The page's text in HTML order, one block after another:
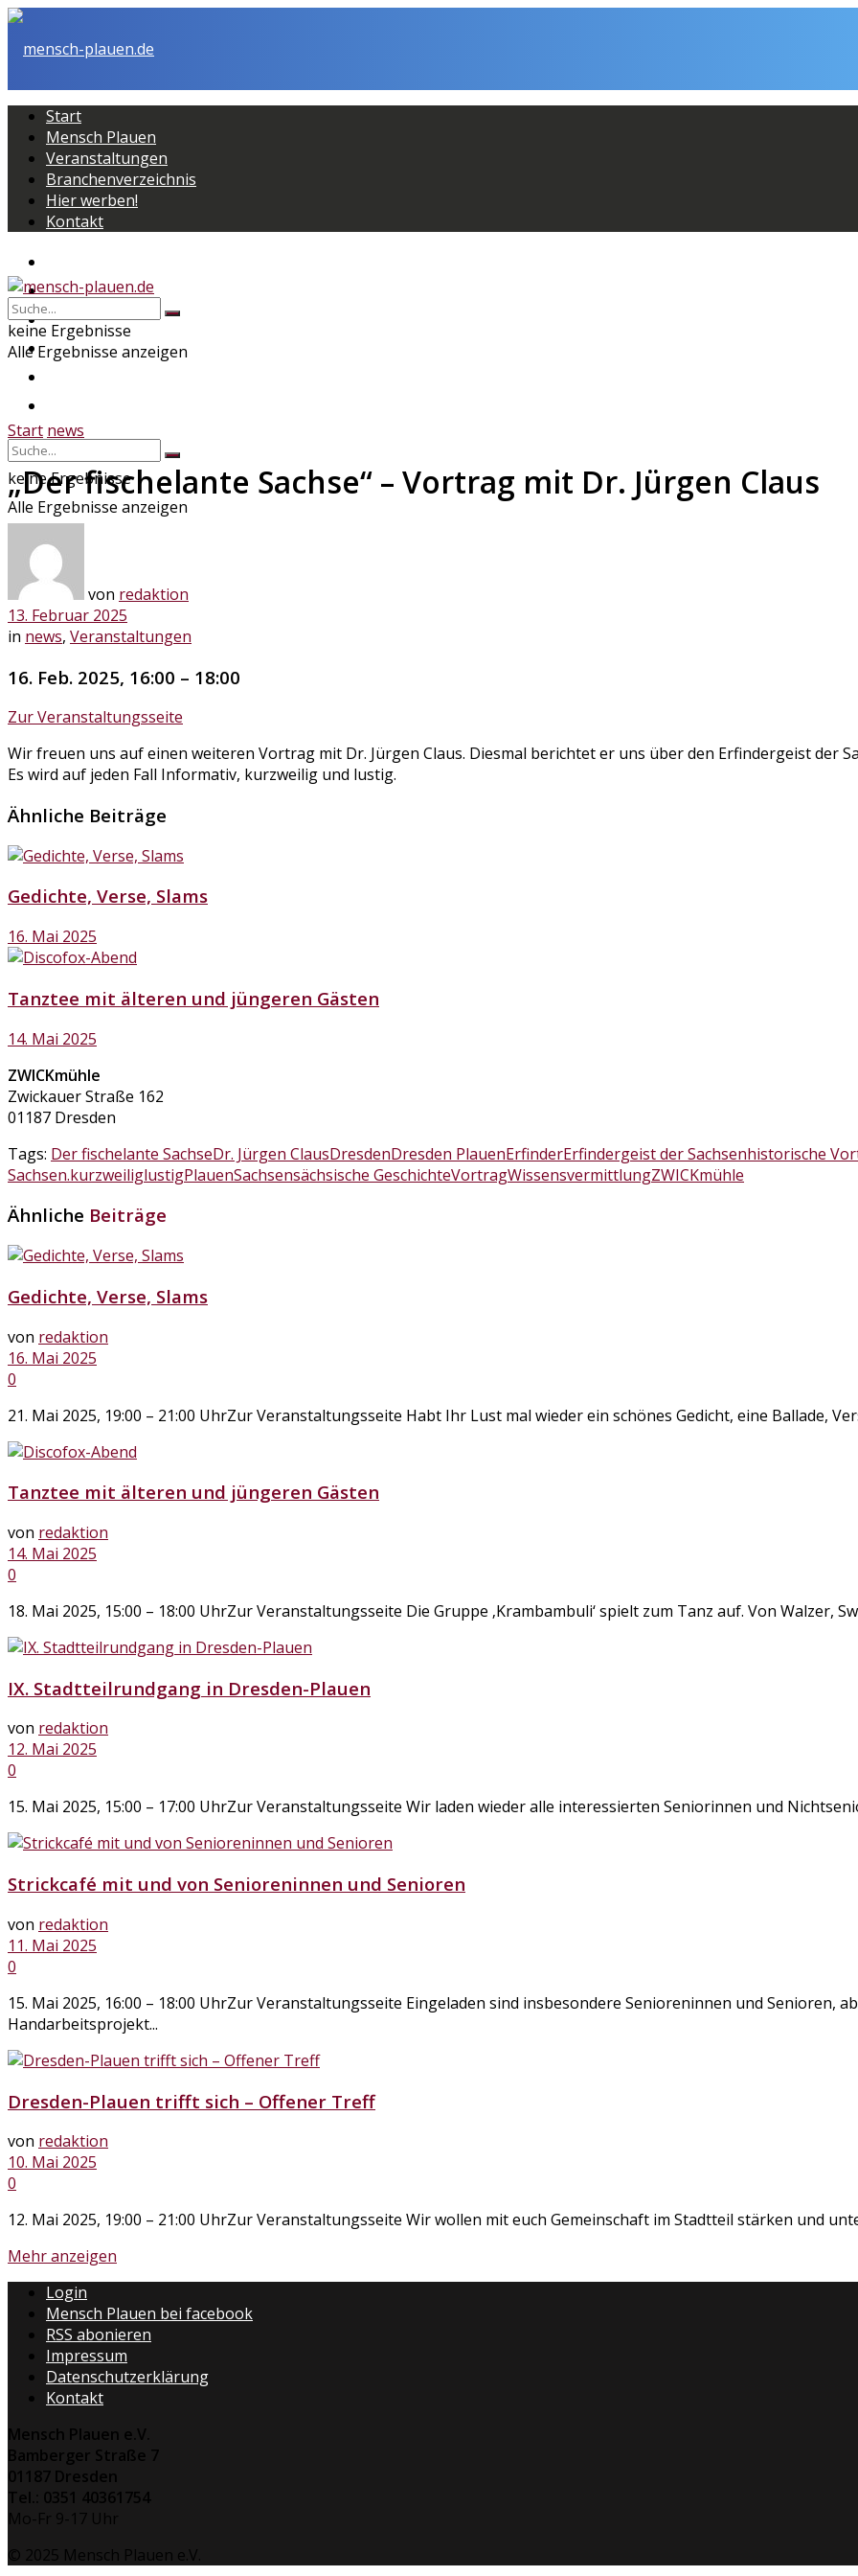
Start
Mensch Plauen
Veranstaltungen
Branchenverzeichnis
Hier werben!
Kontakt
Mensch Plauen
Veranstaltungen
Branchenverzeichnis
keine Ergebnisse
Alle Ergebnisse anzeigen
keine Ergebnisse
Alle Ergebnisse anzeigen
Start news
„Der fischelante Sachse“ – Vortrag mit Dr. Jürgen Claus
von redaktion
13. Februar 2025
in news, Veranstaltungen
16. Feb. 2025, 16:00 – 18:00
Zur Veranstaltungsseite
Wir freuen uns auf einen weiteren Vortrag mit Dr. Jürgen Claus. Diesmal berichtet er uns über den Erfindergeist der
Es wird auf jeden Fall Informativ, kurzweilig und lustig.
Ähnliche Beiträge
Gedichte, Verse, Slams
16. Mai 2025
Tanztee mit älteren und jüngeren Gästen
14. Mai 2025
ZWICKmühle
Zwickauer Straße 162
01187 Dresden
Tags: Der fischelante SachseDr. Jürgen ClausDresdenDresden PlauenErfinderErfindergeist der Sachsenhistorische
Sachsen.kurzweiliglustigPlauenSachsensächsische GeschichteVortragWissensvermittlungZWICKmühle
Ähnliche Beiträge
Gedichte, Verse, Slams
von redaktion
16. Mai 2025
0
21. Mai 2025, 19:00 – 21:00 UhrZur Veranstaltungsseite Habt Ihr Lust mal wieder ein schönes Gedicht, eine Ballade,
Tanztee mit älteren und jüngeren Gästen
von redaktion
14. Mai 2025
0
18. Mai 2025, 15:00 – 18:00 UhrZur Veranstaltungsseite Die Gruppe ‚Krambambuli‘ spielt zum Tanz auf. Von Walzer,
IX. Stadtteilrundgang in Dresden-Plauen
von redaktion
12. Mai 2025
0
15. Mai 2025, 15:00 – 17:00 UhrZur Veranstaltungsseite Wir laden wieder alle interessierten Seniorinnen und
Strickcafé mit und von Senioreninnen und Senioren
von redaktion
11. Mai 2025
0
15. Mai 2025, 16:00 – 18:00 UhrZur Veranstaltungsseite Eingeladen sind insbesondere Senioreninnen und Senioren,
Handarbeitsprojekt...
Dresden-Plauen trifft sich – Offener Treff
von redaktion
10. Mai 2025
0
12. Mai 2025, 19:00 – 21:00 UhrZur Veranstaltungsseite Wir wollen mit euch Gemeinschaft im Stadtteil stärken und
Mehr anzeigen
Login
Mensch Plauen bei facebook
RSS abonieren
Impressum
Datenschutzerklärung
Kontakt
Mensch Plauen e.V.
Bamberger Straße 7
01187 Dresden
Tel.: 0351 40361754
Mo-Fr 9-17 Uhr
© 2025 Mensch Plauen e.V.